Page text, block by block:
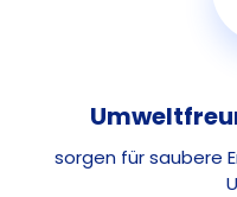
sorgen für saubere